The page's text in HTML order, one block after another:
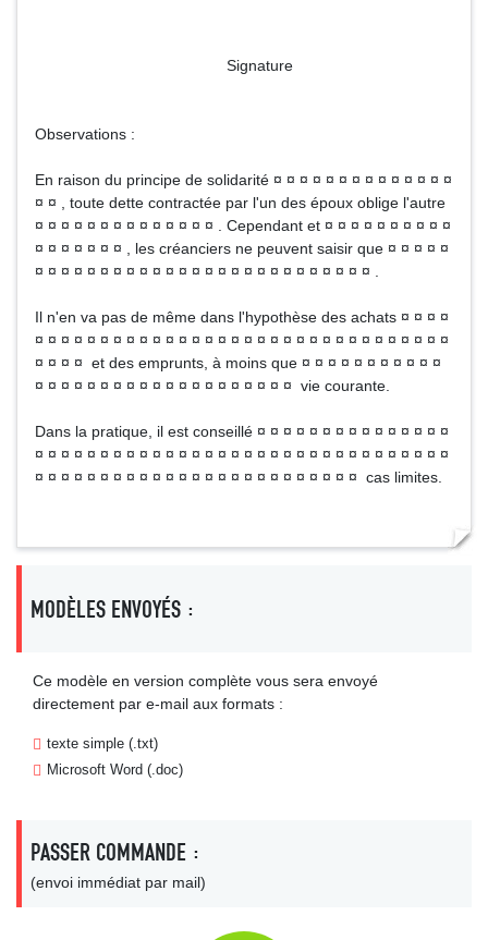
Signature
Observations :
En raison du principe de solidarité ¤ ¤ ¤ ¤ ¤ ¤ ¤ ¤ ¤ ¤ ¤ ¤ ¤ ¤
¤ ¤ , toute dette contractée par l'un des époux oblige l'autre
¤ ¤ ¤ ¤ ¤ ¤ ¤ ¤ ¤ ¤ ¤ ¤ ¤ ¤ . Cependant et ¤ ¤ ¤ ¤ ¤ ¤ ¤ ¤ ¤ ¤
¤ ¤ ¤ ¤ ¤ ¤ ¤ , les créanciers ne peuvent saisir que ¤ ¤ ¤ ¤ ¤
¤ ¤ ¤ ¤ ¤ ¤ ¤ ¤ ¤ ¤ ¤ ¤ ¤ ¤ ¤ ¤ ¤ ¤ ¤ ¤ ¤ ¤ ¤ ¤ ¤ ¤ .
Il n'en va pas de même dans l'hypothèse des achats ¤ ¤ ¤ ¤
¤ ¤ ¤ ¤ ¤ ¤ ¤ ¤ ¤ ¤ ¤ ¤ ¤ ¤ ¤ ¤ ¤ ¤ ¤ ¤ ¤ ¤ ¤ ¤ ¤ ¤ ¤ ¤ ¤ ¤ ¤ ¤
¤ ¤ ¤ ¤ et des emprunts, à moins que ¤ ¤ ¤ ¤ ¤ ¤ ¤ ¤ ¤ ¤ ¤
¤ ¤ ¤ ¤ ¤ ¤ ¤ ¤ ¤ ¤ ¤ ¤ ¤ ¤ ¤ ¤ ¤ ¤ ¤ ¤ vie courante.
Dans la pratique, il est conseillé ¤ ¤ ¤ ¤ ¤ ¤ ¤ ¤ ¤ ¤ ¤ ¤ ¤ ¤ ¤
¤ ¤ ¤ ¤ ¤ ¤ ¤ ¤ ¤ ¤ ¤ ¤ ¤ ¤ ¤ ¤ ¤ ¤ ¤ ¤ ¤ ¤ ¤ ¤ ¤ ¤ ¤ ¤ ¤ ¤ ¤ ¤
¤ ¤ ¤ ¤ ¤ ¤ ¤ ¤ ¤ ¤ ¤ ¤ ¤ ¤ ¤ ¤ ¤ ¤ ¤ ¤ ¤ ¤ ¤ ¤ ¤ cas limites.
MODÈLES ENVOYÉS :
Ce modèle en version complète vous sera envoyé
directement par e-mail aux formats :
texte simple (.txt)
Microsoft Word (.doc)
PASSER COMMANDE :
(envoi immédiat par mail)